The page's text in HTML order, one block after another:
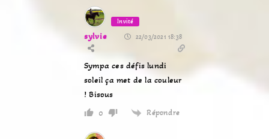
Invité
sylvie 22/03/2021 18:38
Sympa ces défis lundi
soleil ça met de la couleur
! Bisous
0 Répondre